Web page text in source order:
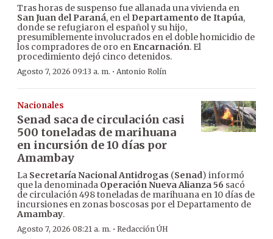
Tras horas de suspenso fue allanada una vivienda en
San Juan del Paraná, en el Departamento de Itapúa,
donde se refugiaron el español y su hijo,
presumiblemente involucrados en el doble homicidio de
los compradores de oro en Encarnación. El
procedimiento dejó cinco detenidos.
Agosto 7, 2026 09:13 a. m. · Antonio Rolín
Nacionales
Senad saca de circulación casi
500 toneladas de marihuana
en incursión de 10 días por
Amambay
La Secretaría Nacional Antidrogas (Senad) informó
que la denominada Operación Nueva Alianza 56 sacó
de circulación 498 toneladas de marihuana en 10 días de
incursiones en zonas boscosas por el Departamento de
Amambay.
Agosto 7, 2026 08:21 a. m. · Redacción ÚH